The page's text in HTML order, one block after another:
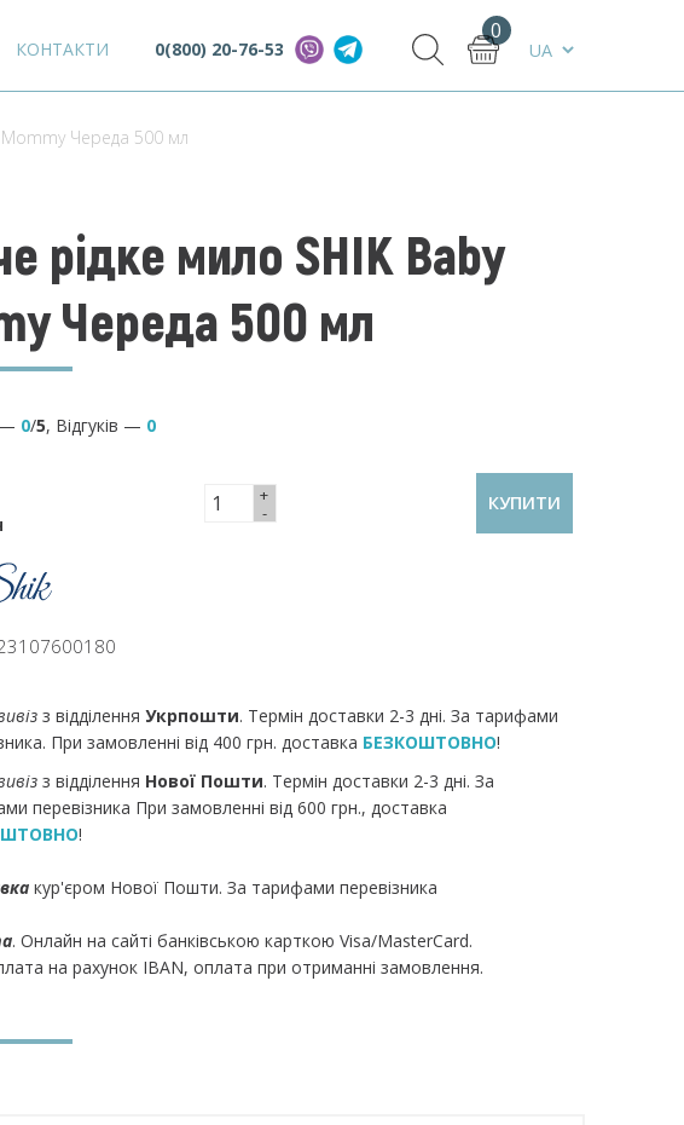
КОНТАКТИ 0(800) 20-76-53
0
Mommy Череда 500 мл
рідке мило SHIK Baby
Череда 500 мл
— 0/5, Відгуків — 0
+
-
КУПИТИ
з відділення Укрпошти. Термін доставки 2-3 дні. За тарифами
При замовленні від 400 грн. доставка БЕЗКОШТОВНО!
з відділення Нової Пошти. Термін доставки 2-3 дні. За
перевізника При замовленні від 600 грн., доставка
!
кур'єром Нової Пошти. За тарифами перевізника
. Онлайн на сайті банківською карткою Visa/MasterCard.
на рахунок IBAN, оплата при отриманні замовлення.